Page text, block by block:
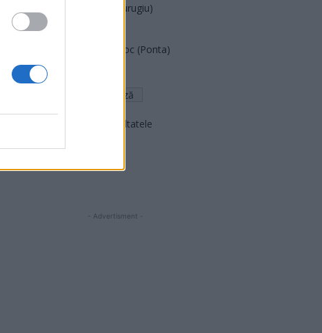
Partidul Patrioților (Surugiu)
FAR (Coarnă)
România pe Primul Loc (Ponta)
Altul
Arată rezultatele
- Advertisment -